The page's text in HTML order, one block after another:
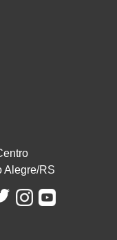
Alegre/RS